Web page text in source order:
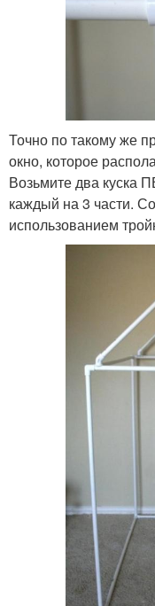
Точно по такому же
окно, которое
Возьмите два куска
каждый на 3 части.
использованием